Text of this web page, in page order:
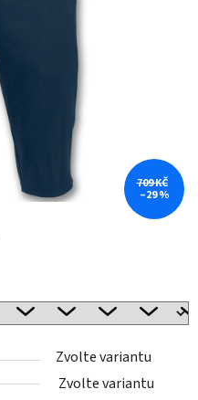
Zvolte variantu
Zvolte variantu
709 KČ
–29 %